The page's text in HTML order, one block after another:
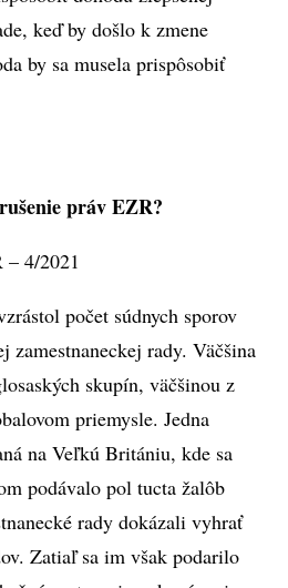
keď by došlo k zmene
by sa musela prispôsobiť
práv EZR?
– 4/2021
počet súdnych sporov
zamestnaneckej rady. Väčšina
skupín, väčšinou z
priemysle. Jedna
na Veľkú Britániu, kde sa
podávalo pol tucta žalôb
rady dokázali vyhrať
Zatiaľ sa im však podarilo